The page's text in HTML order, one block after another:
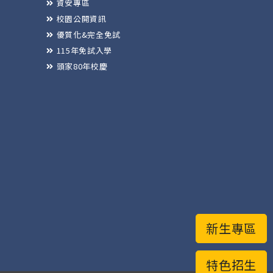
特色招生
新生專區
資安專區
校園公開資訊
優質化&完全免試
115年免試入學
頭家80年校慶